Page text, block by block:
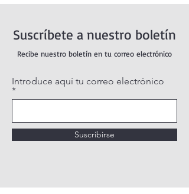
Suscríbete a nuestro boletín
Recibe nuestro boletín en tu correo electrónico
Introduce aquí tu correo electrónico
Suscribirse